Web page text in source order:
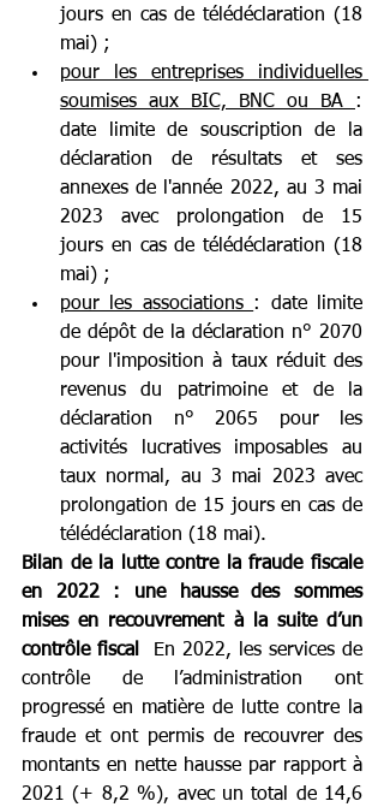
jours en cas de télédéclaration (18
mai) ;
pour les entreprises individuelles
soumises aux BIC, BNC ou BA :
date limite de souscription de la
déclaration de résultats et ses
annexes de l'année 2022, au 3 mai
2023 avec prolongation de 15
jours en cas de télédéclaration (18
mai) ;
pour les associations : date limite
de dépôt de la déclaration n° 2070
pour l'imposition à taux réduit des
revenus du patrimoine et de la
déclaration n° 2065 pour les
activités lucratives imposables au
taux normal, au 3 mai 2023 avec
prolongation de 15 jours en cas de
télédéclaration (18 mai).
Bilan de la lutte contre la fraude fiscale
en 2022 : une hausse des sommes
mises en recouvrement à la suite d’un
contrôle fiscal
  En 2022, les services de
contrôle de l’administration ont
progressé en matière de lutte contre la
fraude et ont permis de recouvrer des
montants en nette hausse par rapport à
2021 (+ 8,2 %), avec un total de 14,6